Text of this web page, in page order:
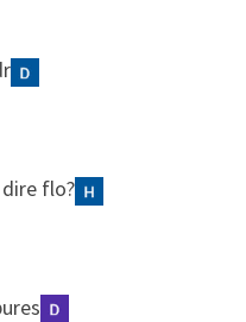
flo?